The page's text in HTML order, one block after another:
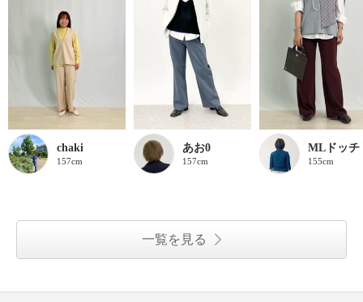
chaki
157cm
あお0
157cm
MLドッチ
155cm
一覧を見る